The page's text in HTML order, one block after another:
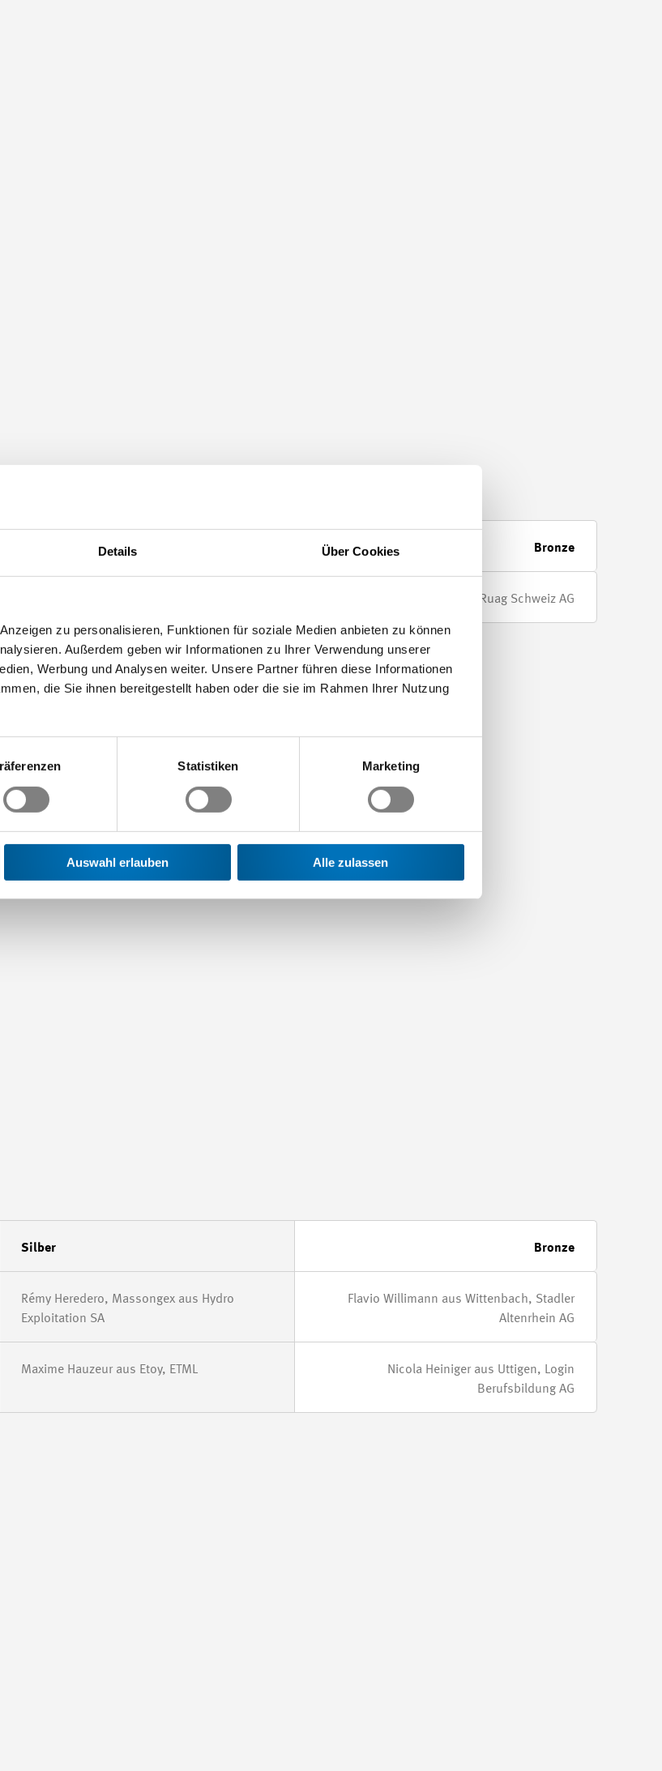
Details Über Cookies
zu personalisieren, Funktionen für soziale Medien anbieten zu können
Außerdem geben wir Informationen zu Ihrer Verwendung unserer
Werbung und Analysen weiter. Unsere Partner führen diese Informationen
die Sie ihnen bereitgestellt haben oder die sie im Rahmen Ihrer Nutzung
Statistiken Marketing
Auswahl erlauben Alle zulassen
Bronze
aus Dietwil, Schindler Berufsbildung Marcel Hammer aus Weggis, Ruag Schweiz AG
Silber Bronze
Rémy Heredero, Massongex aus Hydro
Exploitation SA
Flavio Willimann aus Wittenbach, Stadler
Altenrhein AG
Maxime Hauzeur aus Etoy, ETML
Nicola Heiniger aus Uttigen, Login
Berufsbildung AG